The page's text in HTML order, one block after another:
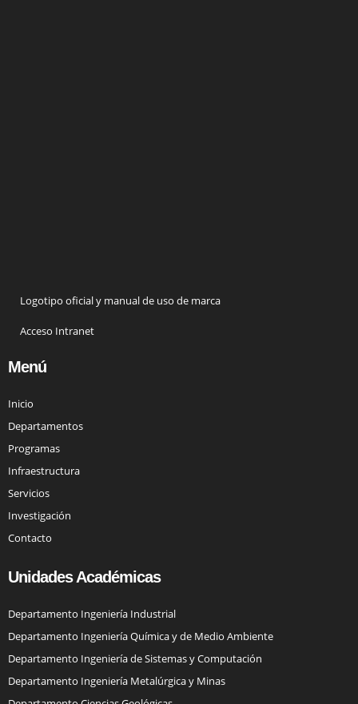
Logotipo oficial y manual de uso de marca
Acceso Intranet
Menú
Inicio
Departamentos
Programas
Infraestructura
Servicios
Investigación
Contacto
Unidades Académicas
Departamento Ingeniería Industrial
Departamento Ingeniería Química y de Medio Ambiente
Departamento Ingeniería de Sistemas y Computación
Departamento Ingeniería Metalúrgica y Minas